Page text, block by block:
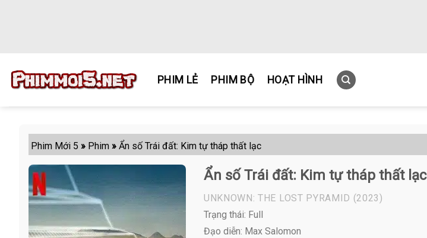
PHIM LẺ PHIM BỘ HOẠT HÌNH
Phim Mới 5 » Phim » Ẩn số Trái đất: Kim tự tháp thất lạc
Ẩn số Trái đất: Kim tự tháp thất lạc
UNKNOWN: THE LOST PYRAMID (2023)
Trạng thái: Full
Đạo diễn: Max Salomon